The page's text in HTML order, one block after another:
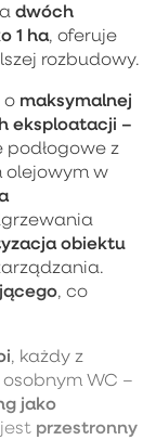
dwóch
1 ha, oferuje
rozbudowy.
o maksymalnej
eksploatacji –
podłogowe z
w
obiektu
, co
, każdy z
WC –
jako
przestronny